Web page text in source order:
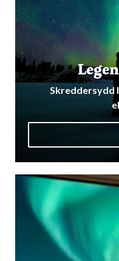
Skreddersydd